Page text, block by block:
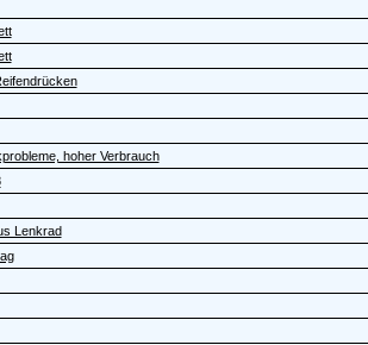
hoher Verbrauch
Lenkrad